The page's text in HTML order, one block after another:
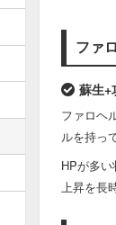
ファ
蘇生+
ファロヘ
ルを持っ
HPが多
上昇を長